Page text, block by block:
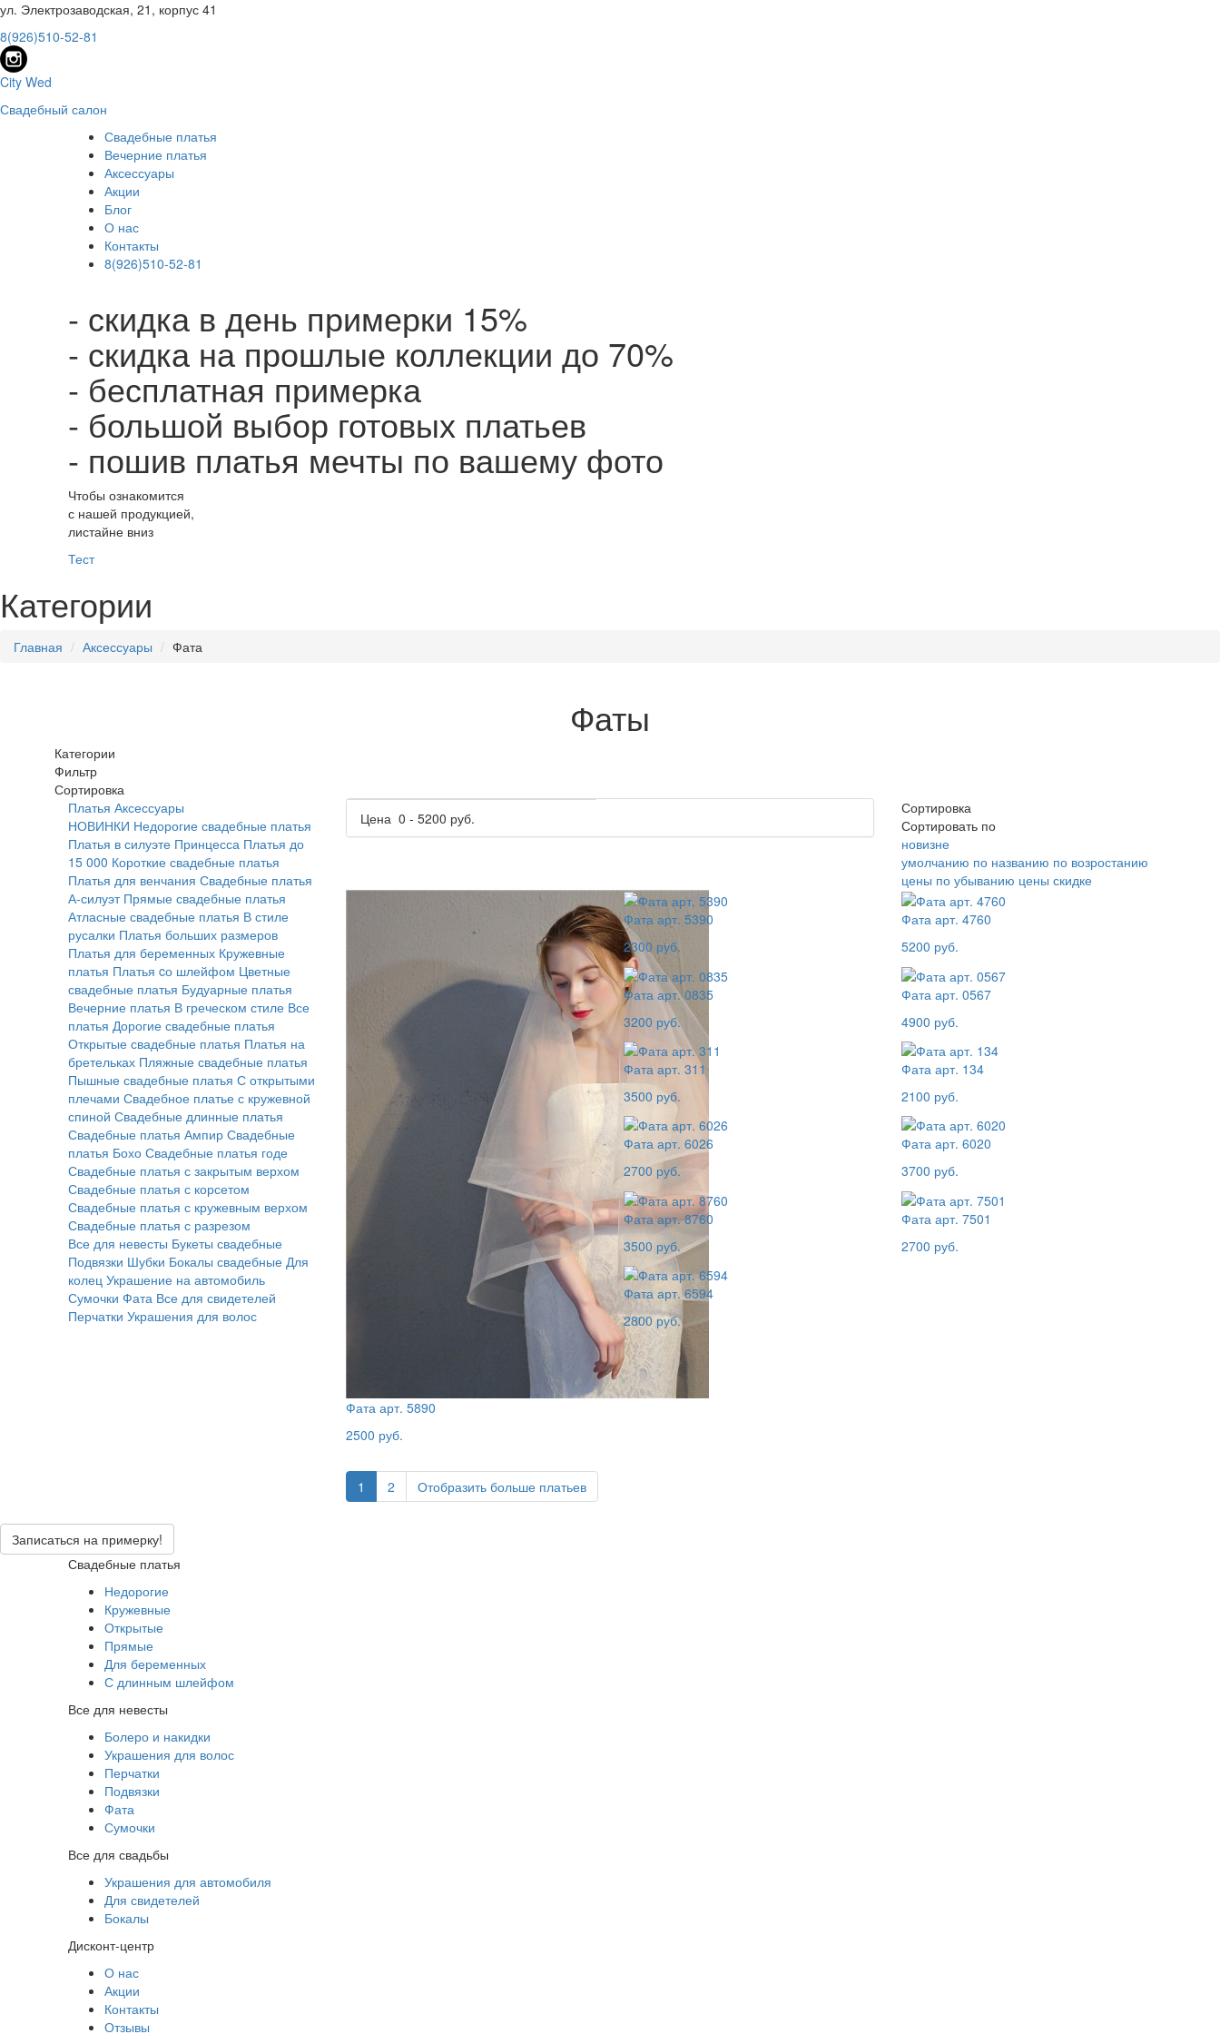
ул. Электрозаводская, 21, корпус 41
8(926)510-52-81
City Wed
Свадебный салон
Свадебные платья
Вечерние платья
Аксессуары
Акции
Блог
О нас
Контакты
8(926)510-52-81
- скидка в день примерки 15%
- скидка на прошлые коллекции до 70%
- бесплатная примерка
- большой выбор готовых платьев
- пошив платья мечты по вашему фото
Чтобы ознакомится
с нашей продукцией,
листайне вниз
Тест
Категории
Главная Аксессуары Фата
Фаты
Категории
Фильтр
Сортировка
Платья Аксессуары
НОВИНКИ Недорогие свадебные платья
Платья в силуэте Принцесса Платья до
15 000 Короткие свадебные платья
Платья для венчания Свадебные платья
А-силуэт Прямые свадебные платья
Атласные свадебные платья В стиле
русалки Платья больших размеров
Платья для беременных Кружевные
платья Платья cо шлейфом Цветные
свадебные платья Будуарные платья
Вечерние платья В греческом стиле Все
платья Дорогие свадебные платья
Открытые свадебные платья Платья на
бретельках Пляжные свадебные платья
Пышные свадебные платья С открытыми
плечами Свадебное платье с кружевной
спиной Свадебные длинные платья
Свадебные платья Ампир Свадебные
платья Бохо Свадебные платья годе
Свадебные платья с закрытым верхом
Свадебные платья с корсетом
Свадебные платья с кружевным верхом
Свадебные платья с разрезом
Все для невесты Букеты свадебные
Подвязки Шубки Бокалы свадебные Для
колец Украшение на автомобиль
Сумочки Фата Все для свидетелей
Перчатки Украшения для волос
Цена 0 - 5200 руб.
Сортировка
Сортировать по
новизне
умолчанию по названию по возростанию
цены по убыванию цены скидке
Фата арт. 5890
2500 руб.
Фата арт. 5390
2300 руб.
Фата арт. 4760
5200 руб.
Фата арт. 0835
3200 руб.
Фата арт. 0567
4900 руб.
Фата арт. 311
3500 руб.
Фата арт. 134
2100 руб.
Фата арт. 6026
2700 руб.
Фата арт. 6020
3700 руб.
Фата арт. 8760
3500 руб.
Фата арт. 7501
2700 руб.
Фата арт. 6594
2800 руб.
1 2 Отобразить больше платьев
Записаться на примерку!
Свадебные платья
Недорогие
Кружевные
Открытые
Прямые
Для беременных
С длинным шлейфом
Все для невесты
Болеро и накидки
Украшения для волос
Перчатки
Подвязки
Фата
Сумочки
Все для свадьбы
Украшения для автомобиля
Для свидетелей
Бокалы
Дисконт-центр
О нас
Акции
Контакты
Отзывы